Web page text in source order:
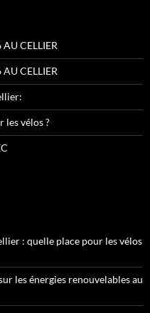
CELLIER
CELLIER
les vélos ?
: quelle place pour les vélos
les énergies renouvelables au